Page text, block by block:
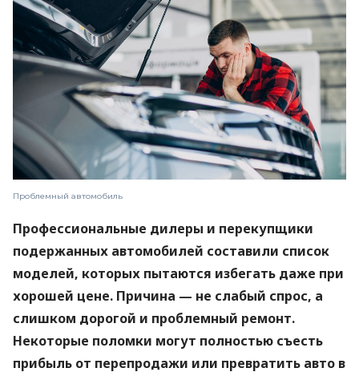
Проблемный автомобиль
Профессиональные дилеры и перекупщики
подержанных автомобилей составили список
моделей, которых пытаются избегать даже при
хорошей цене. Причина — не слабый спрос, а
слишком дорогой и проблемный ремонт.
Некоторые поломки могут полностью съесть
прибыль от перепродажи или превратить авто в